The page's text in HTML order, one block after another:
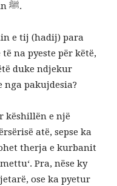
Allahut qofshin mbi Pejgamberin ﷺ.
e tij (hadij) para
na pyeste për këtë,
duke ndjekur
pakujdesia?
këshillën e një
atë, sepse ka
therja e kurbanit
Pra, nëse ky
ose ka pyetur